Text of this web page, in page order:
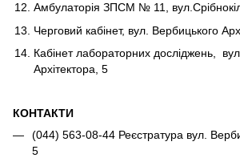
Амбулаторія ЗПСМ № 11,
Черговий кабінет, вул. Вербицького
Кабінет лабораторних досліджень,
Архітектора, 5
КОНТАКТИ
(044) 563-08-44 Реєстратура вул.
5